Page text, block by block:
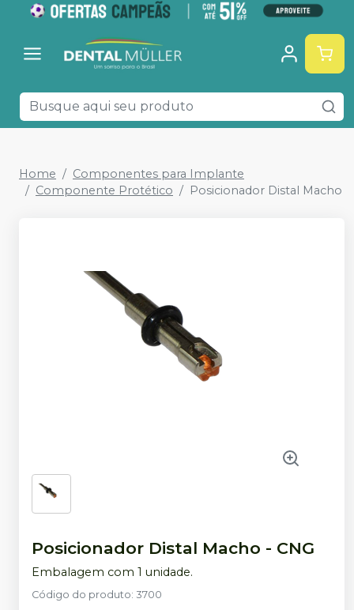
Home
Componentes para Implante
Componente Protético
Posicionador Distal Macho
Posicionador Distal Macho - CNG
Embalagem com 1 unidade.
Código do produto: 3700